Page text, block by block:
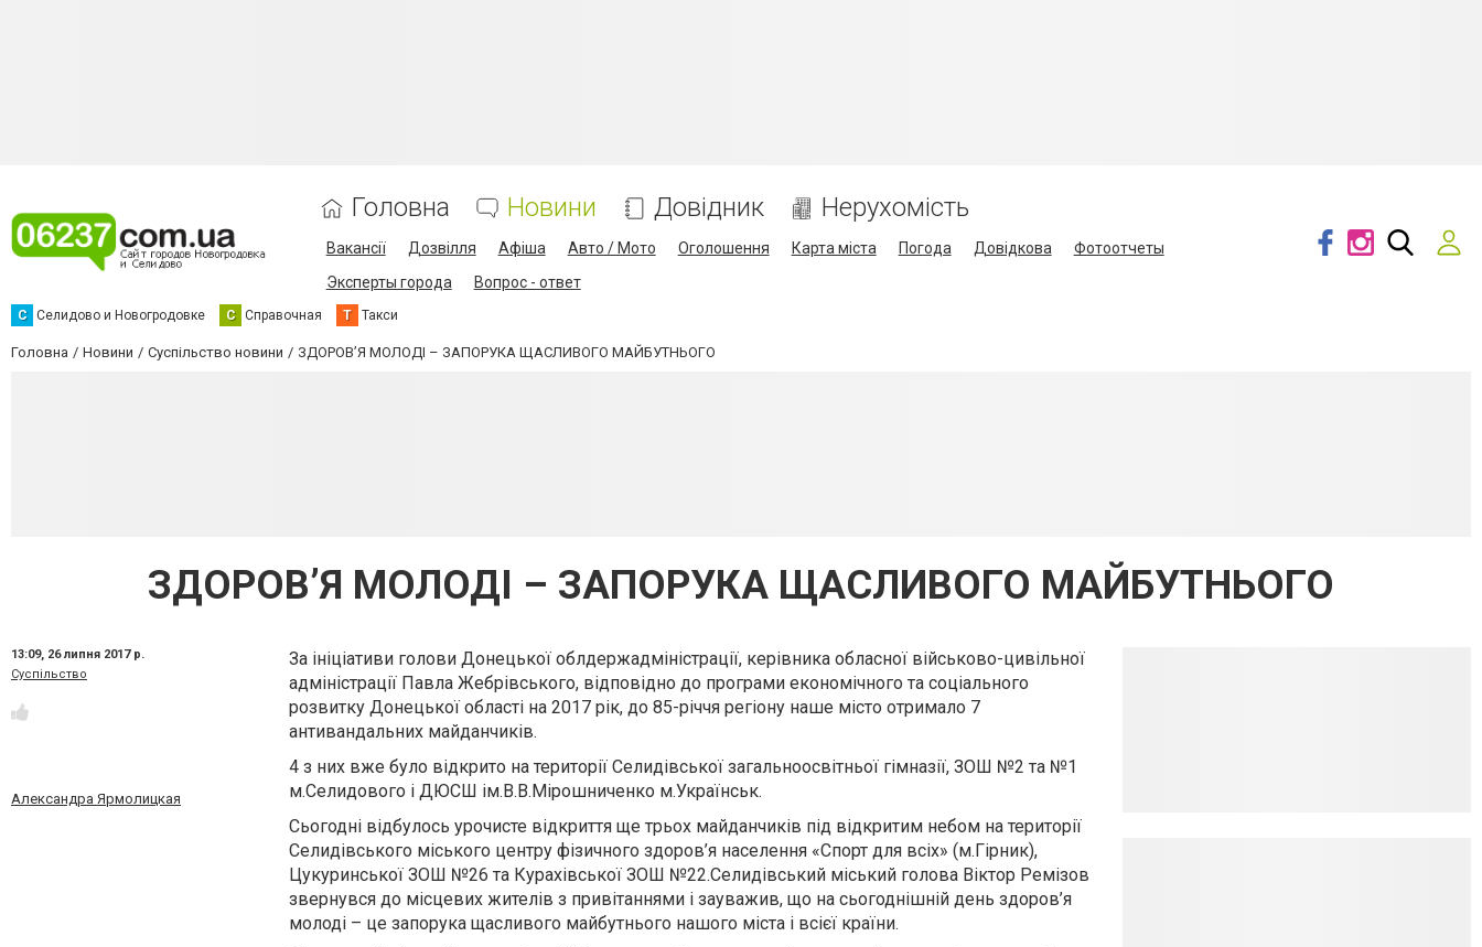
Головна Новини Довідник Нерухомість
Вакансії Дозвілля Афіша Авто / Мото Оголошення Карта міста Погода Довідкова
Фотоотчеты
Эксперты города
Вопрос - ответ
С Селидово и Новогродовке С Справочная Т Такси
Головна Новини Суспільство новини ЗДОРОВ’Я МОЛОДІ – ЗАПОРУКА ЩАСЛИВОГО МАЙБУТНЬОГО
ЗДОРОВ’Я МОЛОДІ – ЗАПОРУКА ЩАСЛИВОГО МАЙБУТНЬОГО
13:09, 26 липня 2017 р.
Суспільство
Александра Ярмолицкая
За ініціативи голови Донецької облдержадміністрації, керівника обласної військово-цивільної
адміністрації Павла Жебрівського, відповідно до програми економічного та соціального
розвитку Донецької області на 2017 рік, до 85-річчя регіону наше місто отримало 7
антивандальних майданчиків.
4 з них вже було відкрито на території Селидівської загальноосвітньої гімназії, ЗОШ №2 та №1
м.Селидового і ДЮСШ ім.В.В.Мірошниченко м.Українськ.
Сьогодні відбулось урочисте відкриття ще трьох майданчиків під відкритим небом на території
Селидівського міського центру фізичного здоров’я населення «Спорт для всіх» (м.Гірник),
Цукуринської ЗОШ №26 та Курахівської ЗОШ №22.Селидівський міський голова Віктор Ремізов
звернувся до місцевих жителів з привітаннями і зауважив, що на сьогоднішній день здоров’я
молоді – це запорука щасливого майбутнього нашого міста і всієї країни.